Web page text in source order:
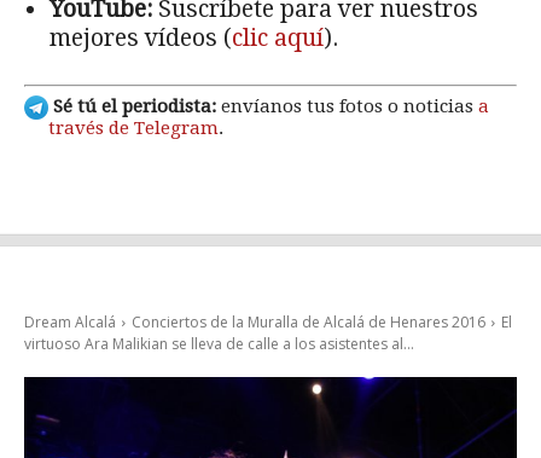
YouTube: Suscríbete para ver nuestros
mejores vídeos (clic aquí).
Sé tú el periodista: envíanos tus fotos o noticias a
través de Telegram.